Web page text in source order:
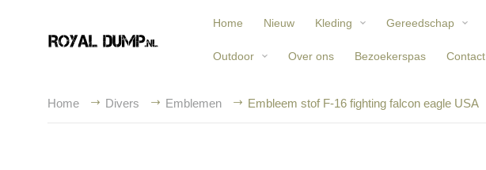
Home Nieuw Kleding Gereedschap
Outdoor Over ons Bezoekerspas Contact
Home Divers Emblemen Embleem stof F-16 fighting falcon eagle USA